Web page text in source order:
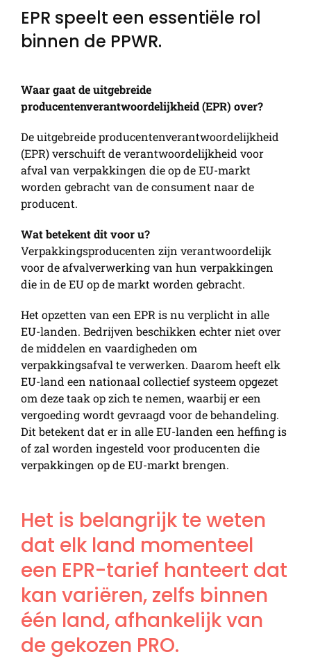
EPR speelt een essentiële rol
binnen de PPWR.
Waar gaat de uitgebreide
producentenverantwoordelijkheid (EPR) over?
De uitgebreide producentenverantwoordelijkheid
(EPR) verschuift de verantwoordelijkheid voor
afval van verpakkingen die op de EU-markt
worden gebracht van de consument naar de
producent.
Wat betekent dit voor u?
Verpakkingsproducenten zijn verantwoordelijk
voor de afvalverwerking van hun verpakkingen
die in de EU op de markt worden gebracht.
Het opzetten van een EPR is nu verplicht in alle
EU-landen. Bedrijven beschikken echter niet over
de middelen en vaardigheden om
verpakkingsafval te verwerken. Daarom heeft elk
EU-land een nationaal collectief systeem opgezet
om deze taak op zich te nemen, waarbij er een
vergoeding wordt gevraagd voor de behandeling.
Dit betekent dat er in alle EU-landen een heffing is
of zal worden ingesteld voor producenten die
verpakkingen op de EU-markt brengen.
Het is belangrijk te weten
dat elk land momenteel
een EPR-tarief hanteert dat
kan variëren, zelfs binnen
één land, afhankelijk van
de gekozen PRO.